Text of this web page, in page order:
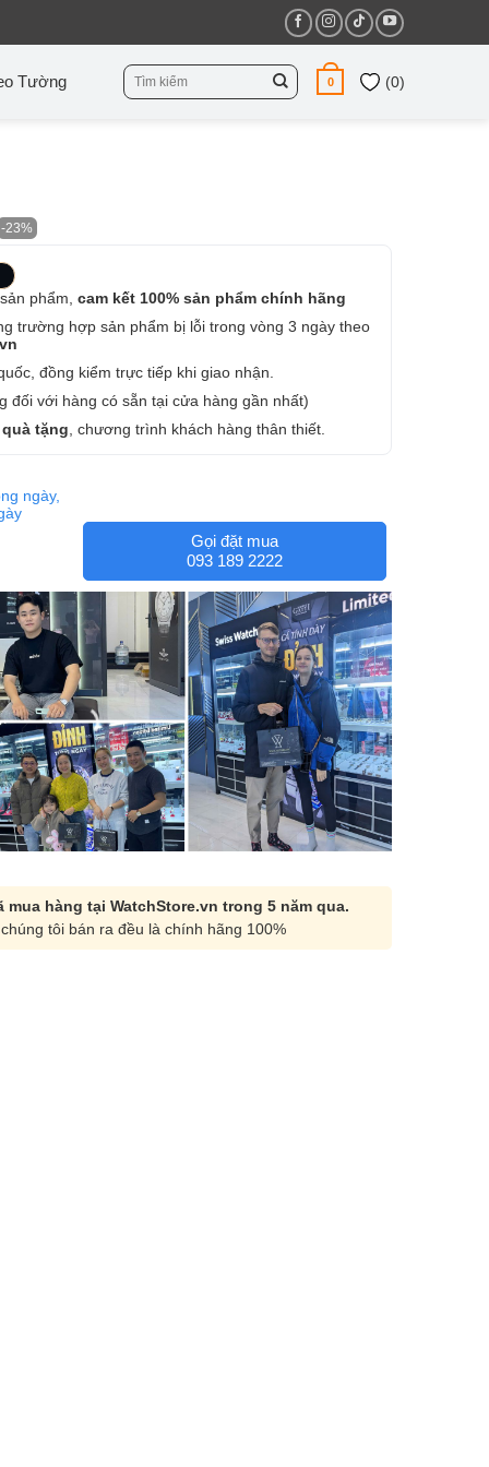
Tường
Tìm
kiếm:
0 (0)
-23%
phẩm, cam kết 100% sản phẩm chính hãng
trường hợp sản phẩm bị lỗi trong vòng 3 ngày theo
đồng kiểm trực tiếp khi giao nhận.
đối với hàng có sẵn tại cửa hàng gần nhất)
tặng , chương trình khách hàng thân thiết.
ngày,
Gọi đặt mua
093 189 2222
mua hàng tại WatchStore.vn trong 5 năm qua.
tôi bán ra đều là chính hãng 100%